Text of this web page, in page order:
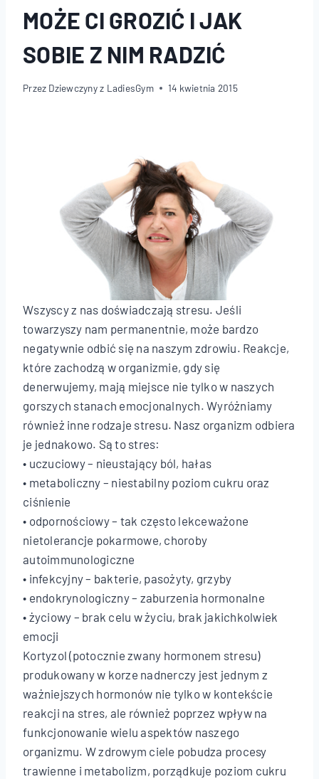
MOŻE CI GROZIĆ I JAK
SOBIE Z NIM RADZIĆ
Przez Dziewczyny z LadiesGym 14 kwietnia 2015
Wszyscy z nas doświadczają stresu. Jeśli
towarzyszy nam permanentnie, może bardzo
negatywnie odbić się na naszym zdrowiu. Reakcje,
które zachodzą w organizmie, gdy się
denerwujemy, mają miejsce nie tylko w naszych
gorszych stanach emocjonalnych. Wyróżniamy
również inne rodzaje stresu. Nasz organizm odbiera
je jednakowo. Są to stres:
• uczuciowy – nieustający ból, hałas
• metaboliczny – niestabilny poziom cukru oraz
ciśnienie
• odpornościowy – tak często lekceważone
nietolerancje pokarmowe, choroby
autoimmunologiczne
• infekcyjny – bakterie, pasożyty, grzyby
• endokrynologiczny – zaburzenia hormonalne
• życiowy – brak celu w życiu, brak jakichkolwiek
emocji
Kortyzol (potocznie zwany hormonem stresu)
produkowany w korze nadnerczy jest jednym z
ważniejszych hormonów nie tylko w kontekście
reakcji na stres, ale również poprzez wpływ na
funkcjonowanie wielu aspektów naszego
organizmu. W zdrowym ciele pobudza procesy
trawienne i metabolizm, porządkuje poziom cukru